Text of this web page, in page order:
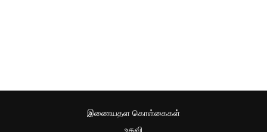
இணையதள கொள்கைகள்